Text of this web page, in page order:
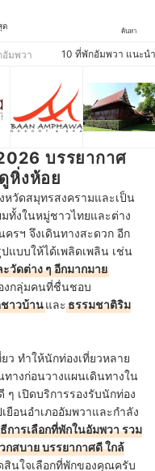
ด
ค้นหา
มพวา 10 ที่พักอัมพวา แนะนํ
บรรยากาศ
หิ่งห้อย
วัดสมุทรสงครามและเป็น
ทั้งในหมู่ชาวไทยและต่าง
ครฯ จึงเดินทางสะดวก อีก
แบบให้ได้เพลิดเพลิน เช่น
วัดต่าง ๆ อีกมากมาย
งกลุ่มคนที่ชื่นชอบ
ชาวบ้านและธรรมชาติริม
ว ทำให้นักท่องเที่ยวหลาย
ทางก่อนวางแผนเดินทางใน
ๆ เปิดบริการรองรับนักท่อง
ยือนอำเภออัมพวาและกำลัง
การเลือกที่พักในอัมพวา รวม
สบาย บรรยากาศดี ใกล้
สินใจเลือกที่พักของคุณครับ